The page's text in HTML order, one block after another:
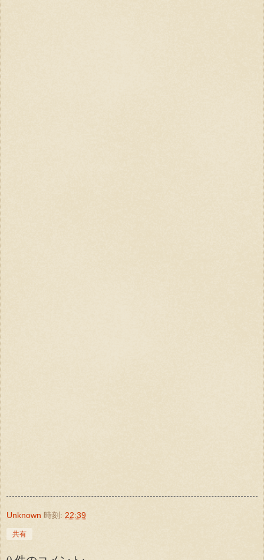
Unknown 時刻: 22:39
共有